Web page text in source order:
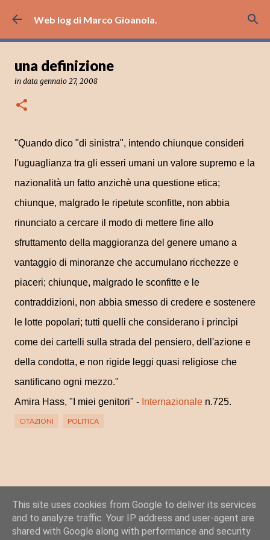
Passa ai contenuti principali
Web log di Marco Gioanola.
una definizione
in data gennaio 27, 2008
"Quando dico "di sinistra", intendo chiunque consideri
l'uguaglianza tra gli esseri umani un valore supremo e la
nazionalità un fatto anzichè una questione etica;
chiunque, malgrado le ripetute sconfitte, non abbia
rinunciato a cercare il modo di mettere fine allo
sfruttamento della maggioranza del genere umano a
vantaggio di minoranze che accumulano ricchezze e
piaceri; chiunque, malgrado le sconfitte e le
contraddizioni, non abbia smesso di credere e sostenere
le lotte popolari; tutti quelli che considerano i princìpi
come dei cartelli sulla strada del pensiero, dell'azione e
della condotta, e non rigide leggi quasi religiose che
santificano ogni mezzo."
Amira Hass, "I miei genitori" - Internazionale n.725.
CITAZIONI POLITICA
C
Posta un commento
This site uses cookies from Google to deliver its services
and to analyze traffic. Your IP address and user-agent are
shared with Google along with performance and security